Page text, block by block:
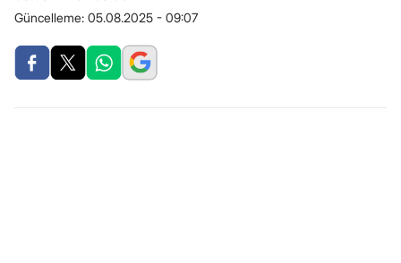
Güncelleme: 05.08.2025 - 09:07